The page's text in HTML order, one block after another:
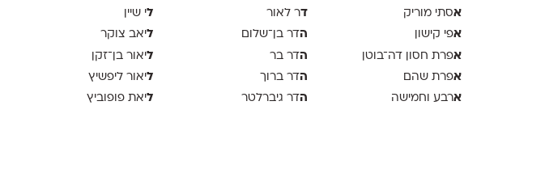
אסתי מוריק
אפי קישון
אפרת חסון דה־בוטן
אפרת שהם
ארבע וחמישה
דר לאור
הדר בן־שלום
הדר בר
הדר ברוך
הדר גיברלטר
לי שיין
ליאב צוקר
ליאור בן־זקן
ליאור ליפשיץ
ליאת פופוביץ